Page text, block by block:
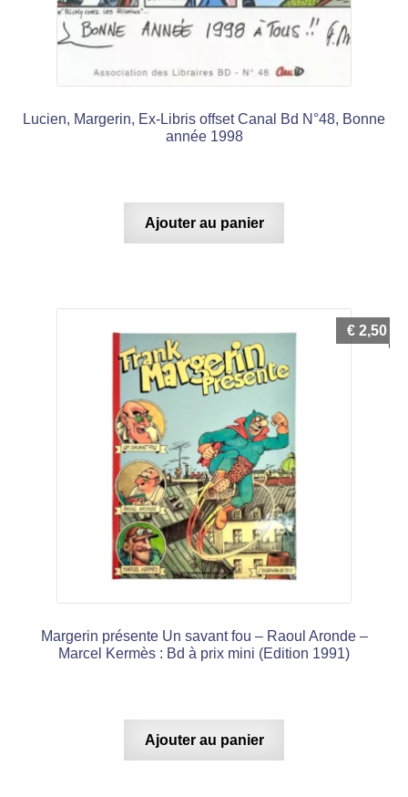
Lucien, Margerin, Ex-Libris offset Canal Bd N°48, Bonne
année 1998
Ajouter au panier
Margerin présente Un savant fou – Raoul Aronde –
Marcel Kermès : Bd à prix mini (Edition 1991)
€ 2,50
Ajouter au panier